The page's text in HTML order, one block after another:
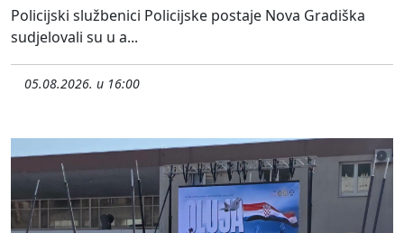
Policijski službenici Policijske postaje Nova Gradiška
sudjelovali su u a...
05.08.2026. u 16:00